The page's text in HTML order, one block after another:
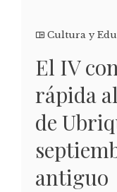
Cultura y
El IV
rápida
de
antiguo